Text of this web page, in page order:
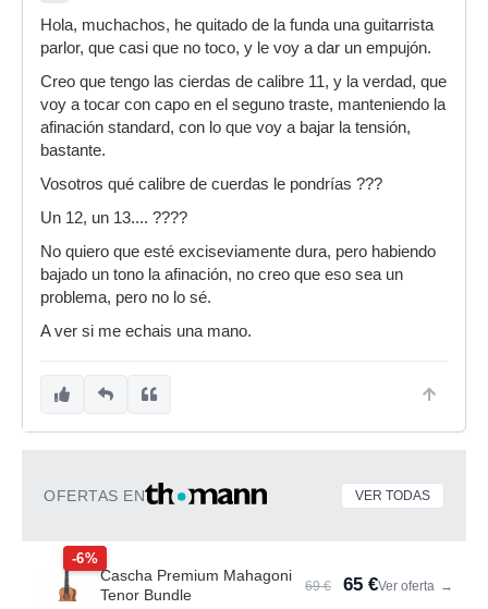
Hola, muchachos, he quitado de la funda una guitarrista
parlor, que casi que no toco, y le voy a dar un empujón.
Creo que tengo las cierdas de calibre 11, y la verdad, que
voy a tocar con capo en el seguno traste, manteniendo la
afinación standard, con lo que voy a bajar la tensión,
bastante.
Vosotros qué calibre de cuerdas le pondrías ???
Un 12, un 13.... ????
No quiero que esté exciseviamente dura, pero habiendo
bajado un tono la afinación, no creo que eso sea un
problema, pero no lo sé.
A ver si me echais una mano.
OFERTAS EN VER TODAS
-6%
Cascha Premium Mahagoni
Tenor Bundle
69 € 65 €Ver oferta →